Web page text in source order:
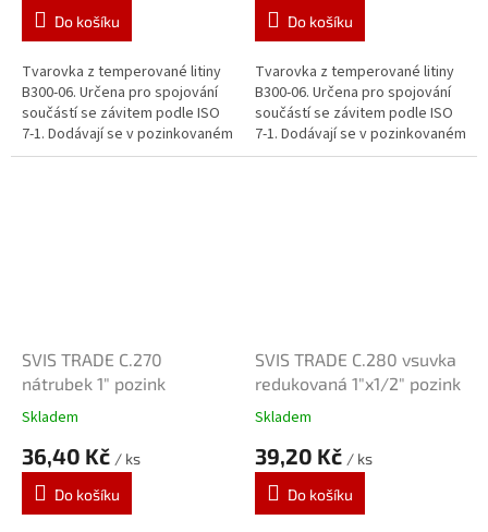
Do košíku
Tvarovka z temperované litiny
B300-06. Určena pro spojování
součástí se závitem podle ISO
7-1. Dodávají se v pozinkovaném
provedení. Zinkový povlak o
Do košíku
Tvarovka z temperované litiny
B300-06. Určena pro spojování
součástí se závitem podle ISO
7-1. Dodávají se v pozinkovaném
provedení. Zinkový povlak o
SVIS TRADE C.270
nátrubek 1" pozink
Skladem
36,40 Kč / ks
Do košíku
SVIS TRADE C.280 vsuvka
redukovaná 1"x1/2" pozink
Skladem
39,20 Kč / ks
Do košíku